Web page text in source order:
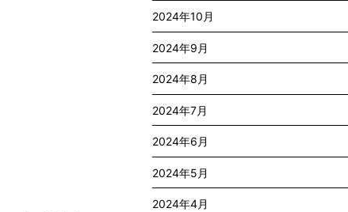
2024年10月
2024年9月
2024年8月
2024年7月
2024年6月
2024年5月
2024年4月